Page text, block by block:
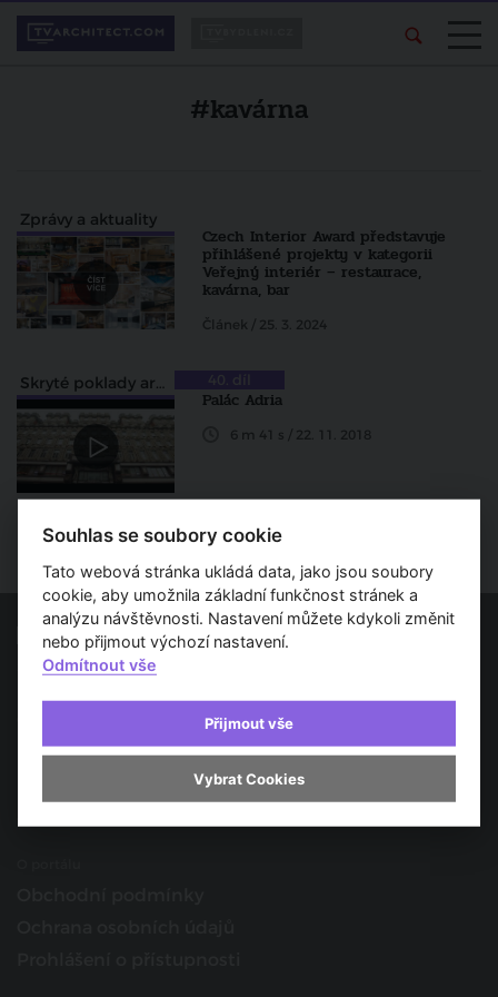
#kavárna
Zprávy a aktuality
Czech Interior Award představuje
přihlášené projekty v kategorii
Veřejný interiér – restaurace,
kavárna, bar
Článek / 25. 3. 2024
Skryté poklady architektury
Palác Adria
6 m 41 s / 22. 11. 2018
Spojujeme svět architektury
Provozovatel
Souhlas se soubory cookie
Tato webová stránka ukládá data, jako jsou soubory
cookie, aby umožnila základní funkčnost stránek a
analýzu návštěvnosti. Nastavení můžete kdykoli změnit
nebo přijmout výchozí nastavení.
Odmítnout vše
Přijmout vše
Vybrat Cookies